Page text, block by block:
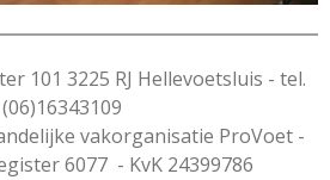
101 3225 RJ Hellevoetsluis - tel.
(06)16343109
vakorganisatie ProVoet -
6077 - KvK 24399786